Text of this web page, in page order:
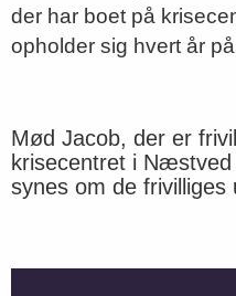
der har boet på
opholder sig hvert år
Mød Jacob, der er
krisecentret i
synes om de frivilliges